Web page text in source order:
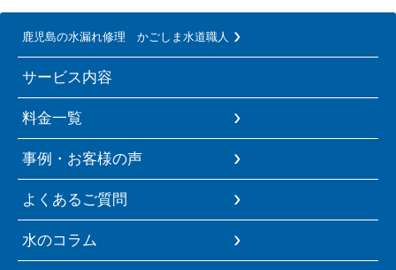
鹿児島の水漏れ修理 かごしま水道職人
サービス内容
料金一覧
事例・お客様の声
よくあるご質問
水のコラム